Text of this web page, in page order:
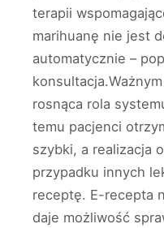
terapii
marihuanę nie jest
automatycznie –
rosnąca rola
temu pacjenci
szybki, a realizacja
przypadku innych
receptę. E-recepta
daje możliwość